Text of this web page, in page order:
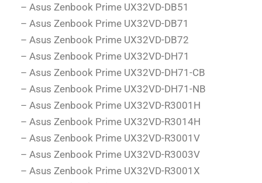
– Asus Zenbook Prime UX32VD-DB51
– Asus Zenbook Prime UX32VD-DB71
– Asus Zenbook Prime UX32VD-DB72
– Asus Zenbook Prime UX32VD-DH71
– Asus Zenbook Prime UX32VD-DH71-CB
– Asus Zenbook Prime UX32VD-DH71-NB
– Asus Zenbook Prime UX32VD-R3001H
– Asus Zenbook Prime UX32VD-R3014H
– Asus Zenbook Prime UX32VD-R3001V
– Asus Zenbook Prime UX32VD-R3003V
– Asus Zenbook Prime UX32VD-R3001X